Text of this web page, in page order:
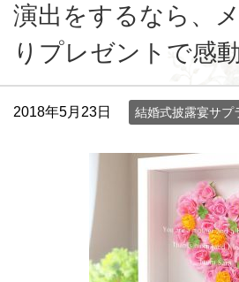
演出をするなら、
りプレゼントで感
2018年5月23日 結婚式披露宴サプ